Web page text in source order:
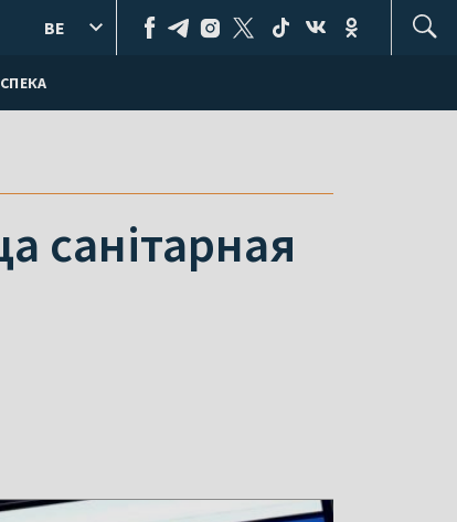
BE
санітарная